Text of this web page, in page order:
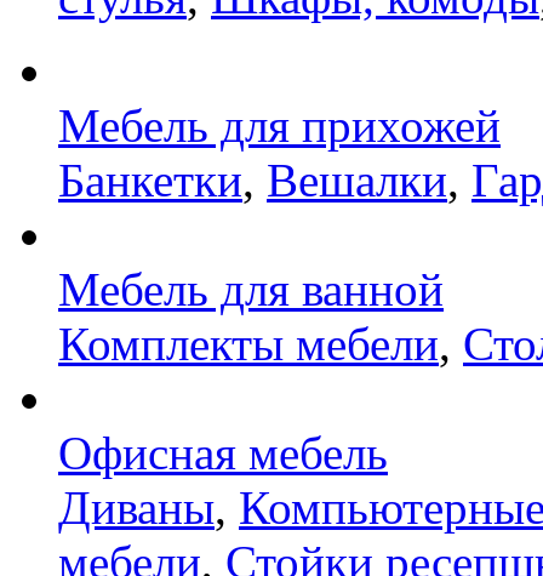
Мебель для прихожей
Банкетки, Вешалки,
Мебель для ванной
Комплекты мебели,
Офисная мебель
Диваны,
мебели, Стойки